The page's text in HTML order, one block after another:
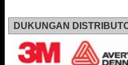
DUKUNGAN